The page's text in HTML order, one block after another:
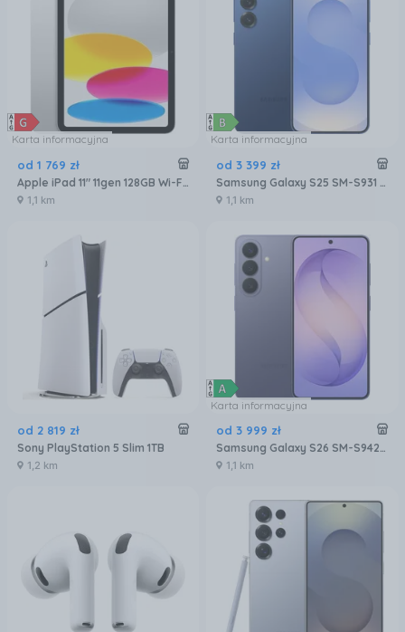
Karta informacyjna
od 1 769 zł
Apple iPad 11" 11gen 128GB Wi-Fi Srebrny (MD3Y4HCA)
1,1 km
Karta informacyjna
od 3 399 zł
Samsung Galaxy S25 SM-S931 12/256GB Granatowy
1,1 km
od 2 819 zł
Sony PlayStation 5 Slim 1TB
1,2 km
Karta informacyjna
od 3 999 zł
Samsung Galaxy S26 SM-S942 12/256GB Fioletowy
1,1 km